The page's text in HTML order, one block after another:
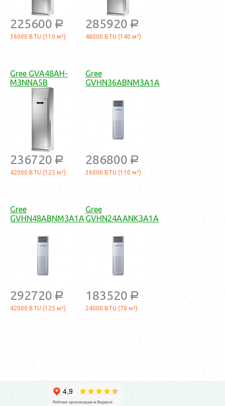
225600 a
36000 BTU (110 м²)
285920 a
48000 BTU (140 м²)
Gree GVA48AH-
M3NNA5B
236720 a
42000 BTU (125 м²)
Gree
GVHN36ABNM3A1A
286800 a
36000 BTU (110 м²)
Gree
GVHN48ABNM3A1A
292720 a
42000 BTU (125 м²)
Gree
GVHN24AANK3A1A
183520 a
24000 BTU (70 м²)